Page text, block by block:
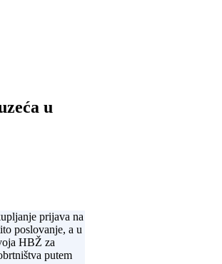
u
prijava na
poslovanje, a u
HBŽ za
putem